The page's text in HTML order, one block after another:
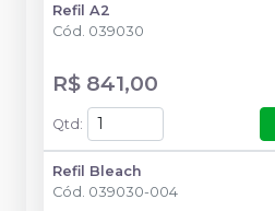
Refil A2
Cód. 039030
R$ 841,00
Qtd:
Refil Bleach
Cód. 039030-004